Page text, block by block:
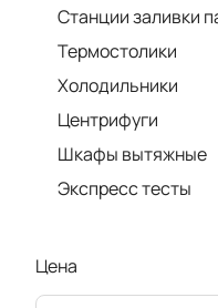
Станции заливки
Термостолики
Холодильники
Центрифуги
Шкафы вытяжные
Экспресс тесты
Цена